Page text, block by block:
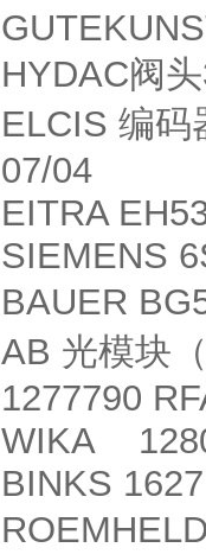
HYDAC阀头
ELCIS 编码
07/04
EITRA
SIEMENS
BAUER
AB 光模块
1277790
WIKA
BINKS